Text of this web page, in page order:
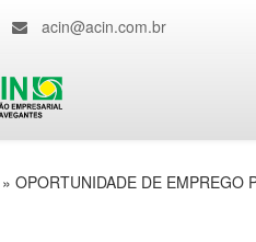
acin@acin.com.br
» OPORTUNIDADE DE EMPREGO